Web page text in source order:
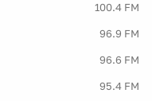
100.4 FM
96.9 FM
96.6 FM
95.4 FM